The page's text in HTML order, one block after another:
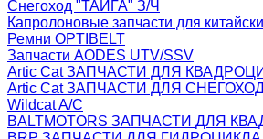
Снегоход "ТАЙГА" З/Ч
Капролоновые запчасти для
Ремни OPTIBELT
Запчасти AODES UTV/SSV
Artic Cat ЗАПЧАСТИ ДЛЯ
Artic Cat ЗАПЧАСТИ ДЛЯ
Wildcat A/C
BALTMOTORS ЗАПЧАСТИ ДЛЯ